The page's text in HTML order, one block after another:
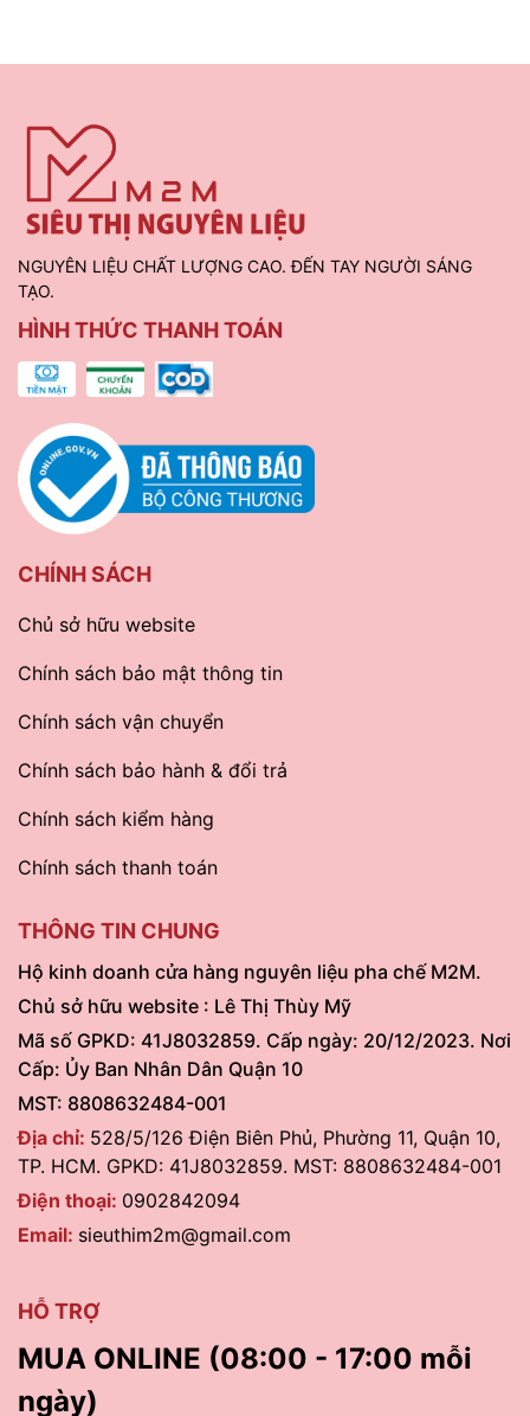
NGUYÊN LIỆU CHẤT LƯỢNG CAO. ĐẾN TAY NGƯỜI SÁNG
TẠO.
HÌNH THỨC THANH TOÁN
CHÍNH SÁCH
Chủ sở hữu website
Chính sách bảo mật thông tin
Chính sách vận chuyển
Chính sách bảo hành & đổi trả
Chính sách kiểm hàng
Chính sách thanh toán
THÔNG TIN CHUNG
Hộ kinh doanh cửa hàng nguyên liệu pha chế M2M.
Chủ sở hữu website : Lê Thị Thùy Mỹ
Mã số GPKD: 41J8032859. Cấp ngày: 20/12/2023. Nơi
Cấp: Ủy Ban Nhân Dân Quận 10
MST: 8808632484-001
Địa chỉ: 528/5/126 Điện Biên Phủ, Phường 11, Quận 10,
TP. HCM. GPKD: 41J8032859. MST: 8808632484-001
Điện thoại: 0902842094
Email: sieuthim2m@gmail.com
HỖ TRỢ
MUA ONLINE (08:00 - 17:00 mỗi
ngày)